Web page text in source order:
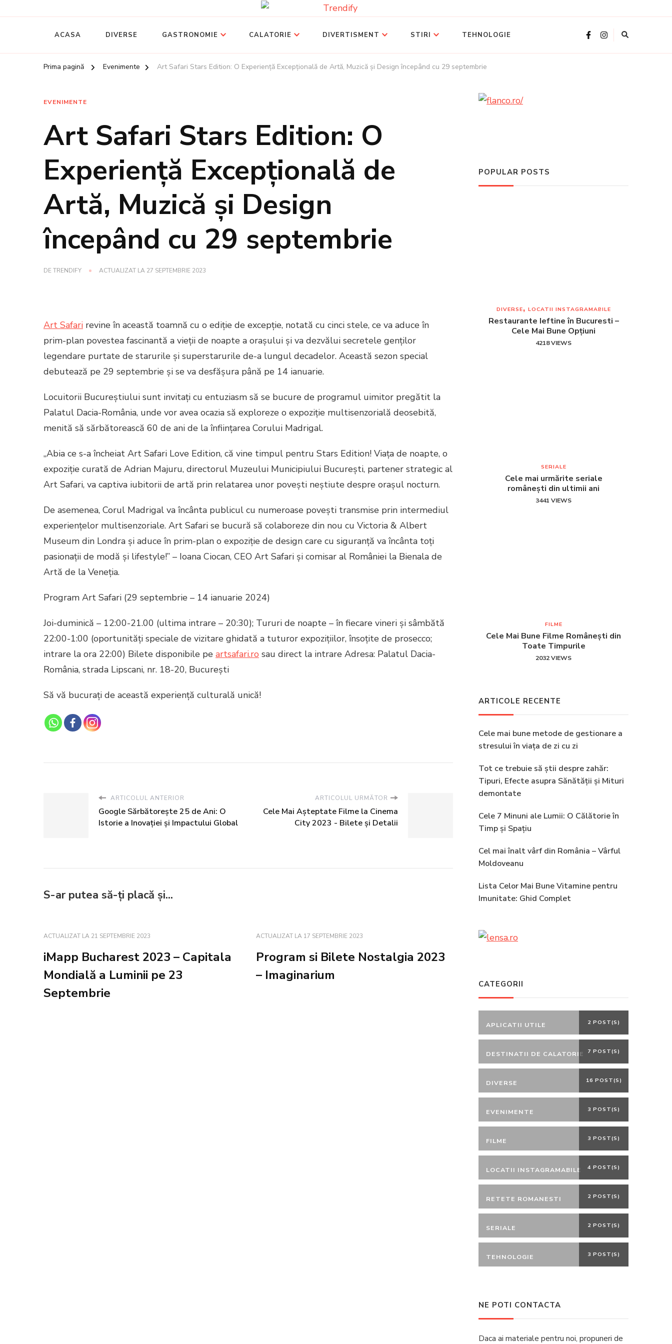
ACASA DIVERSE GASTRONOMIE CALATORIE DIVERTISMENT STIRI TEHNOLOGIE
Prima pagină Evenimente Art Safari Stars Edition: O Experiență Excepțională de Artă, Muzică și Design începând cu 29 septembrie
EVENIMENTE
Art Safari Stars Edition: O
Experiență Excepțională de
Artă, Muzică și Design
începând cu 29 septembrie
DETRENDIFY ACTUALIZAT LA 27 SEPTEMBRIE 2023
Art Safari revine în această toamnă cu o ediție de excepție, notată cu cinci stele, ce va aduce în
prim-plan povestea fascinantă a vieții de noapte a orașului și va dezvălui secretele genților
legendare purtate de starurile și superstarurile de-a lungul decadelor. Această sezon special
debutează pe 29 septembrie și se va desfășura până pe 14 ianuarie.
Locuitorii Bucureștiului sunt invitați cu entuziasm să se bucure de programul uimitor pregătit la
Palatul Dacia-România, unde vor avea ocazia să exploreze o expoziție multisenzorială deosebită,
menită să sărbătorească 60 de ani de la înființarea Corului Madrigal.
„Abia ce s-a încheiat Art Safari Love Edition, că vine timpul pentru Stars Edition! Viața de noapte, o
expoziție curată de Adrian Majuru, directorul Muzeului Municipiului București, partener strategic al
Art Safari, va captiva iubitorii de artă prin relatarea unor povești neștiute despre orașul nocturn.
De asemenea, Corul Madrigal va încânta publicul cu numeroase povești transmise prin intermediul
experiențelor multisenzoriale. Art Safari se bucură să colaboreze din nou cu Victoria & Albert
Museum din Londra și aduce în prim-plan o expoziție de design care cu siguranță va încânta toți
pasionații de modă și lifestyle!” – Ioana Ciocan, CEO Art Safari și comisar al României la Bienala de
Artă de la Veneția.
Program Art Safari (29 septembrie – 14 ianuarie 2024)
Joi-duminică – 12:00-21.00 (ultima intrare – 20:30); Tururi de noapte – în fiecare vineri și sâmbătă
22:00-1:00 (oportunități speciale de vizitare ghidată a tuturor expozițiilor, însoțite de prosecco;
intrare la ora 22:00) Bilete disponibile pe artsafari.ro sau direct la intrare Adresa: Palatul Dacia-
România, strada Lipscani, nr. 18-20, București
Să vă bucurați de această experiență culturală unică!
ARTICOLUL ANTERIOR
Google Sărbătorește 25 de Ani: O
Istorie a Inovației și Impactului Global
ARTICOLUL URMĂTOR
Cele Mai Așteptate Filme la Cinema
City 2023 - Bilete și Detalii
S-ar putea să-ți placă și...
ACTUALIZAT LA 21 SEPTEMBRIE 2023
iMapp Bucharest 2023 – Capitala
Mondială a Luminii pe 23
Septembrie
ACTUALIZAT LA 17 SEPTEMBRIE 2023
Program si Bilete Nostalgia 2023
– Imaginarium
POPULAR POSTS
DIVERSE LOCATII INSTAGRAMABILE
Restaurante Ieftine în Bucuresti –
Cele Mai Bune Opțiuni
4218 VIEWS
SERIALE
Cele mai urmărite seriale
românești din ultimii ani
3441 VIEWS
FILME
Cele Mai Bune Filme Românești din
Toate Timpurile
2032 VIEWS
ARTICOLE RECENTE
Cele mai bune metode de gestionare a
stresului în viața de zi cu zi
Tot ce trebuie să știi despre zahăr:
Tipuri, Efecte asupra Sănătății și Mituri
demontate
Cele 7 Minuni ale Lumii: O Călătorie în
Timp și Spațiu
Cel mai înalt vârf din România – Vârful
Moldoveanu
Lista Celor Mai Bune Vitamine pentru
Imunitate: Ghid Complet
CATEGORII
APLICATII UTILE 2 POST(S)
DESTINATII DE CALATORIE 7 POST(S)
DIVERSE 16 POST(S)
EVENIMENTE 3 POST(S)
FILME 3 POST(S)
LOCATII INSTAGRAMABILE 4 POST(S)
RETETE ROMANESTI 2 POST(S)
SERIALE 2 POST(S)
TEHNOLOGIE 3 POST(S)
NE POTI CONTACTA
Daca ai materiale pentru noi, propuneri de